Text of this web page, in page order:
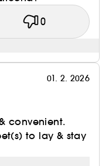
0
01. 2. 2026
convenient.
to lay & stay